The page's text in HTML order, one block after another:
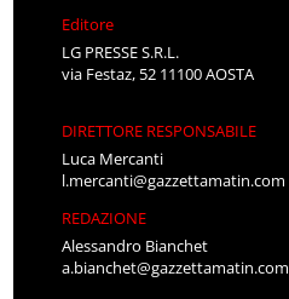
Editore
LG PRESSE S.R.L.
via Festaz, 52 11100 AOSTA
DIRETTORE RESPONSABILE
Luca Mercanti
l.mercanti@gazzettamatin.com
REDAZIONE
Alessandro Bianchet
a.bianchet@gazzettamatin.com